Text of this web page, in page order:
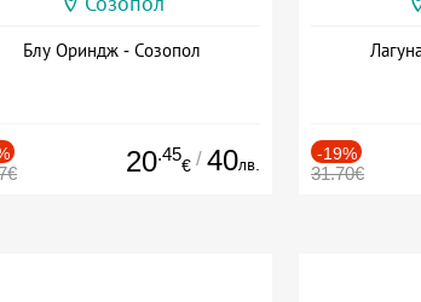
Блу Ориндж - Созопол
20.45
€ / 40лв.
-19%
31.70€